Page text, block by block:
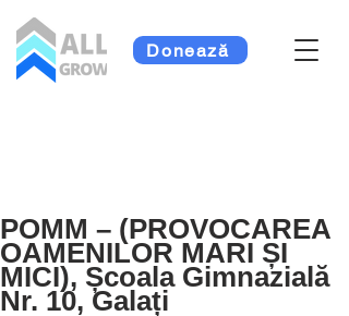
Donează
POMM – (PROVOCAREA
OAMENILOR MARI ȘI
MICI), Școala Gimnazială
Nr. 10, Galați